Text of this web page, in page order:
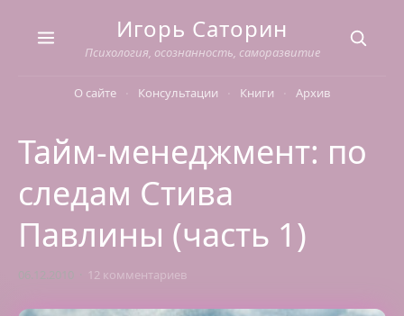
Игорь Саторин
Психология, осознанность, саморазвитие
О сайте Консультации Книги Архив
Тайм-менеджмент: по
следам Стива
Павлины (часть 1)
06.12.2010 12 комментариев